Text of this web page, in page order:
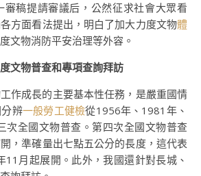
審稿提請審議后，公然征求社會大眾看
方面看法提出，明白了加大力度文物體
文物消防平安治理等外容。
文物普查和專項查詢拜訪
作成長的主要基本性任務，是嚴重國情
辨一般勞工健檢從1956年、1981年、
次全國文物普查。第四次全國文物普查
，準確量出七點五公分的長度，這代表
月起展開。此外，我國還針對長城、